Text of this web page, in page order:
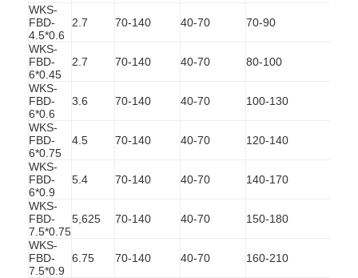
Hete Lucht Oven Dryer
Horizontale Lintmixer
Universele Maalmachine
Superfine Malende Machine
v de mixer van het typepoeder
IBC-Bakmixer
Industriële Drogende Machine
Plotselinge Drogermachine
WKS-
FBD-
4.5*0.6
2.7 70-140 40-70 70-90
WKS-
FBD-
6*0.45
2.7 70-140 40-70 80-100
WKS-
FBD-
6*0.6
3.6 70-140 40-70 100-130
WKS-
FBD-
6*0.75
4.5 70-140 40-70 120-140
WKS-
FBD-
6*0.9
5.4 70-140 40-70 140-170
WKS-
FBD-
7.5*0.75
5,625 70-140 40-70 150-180
WKS-
FBD-
7.5*0.9
6.75 70-140 40-70 160-210